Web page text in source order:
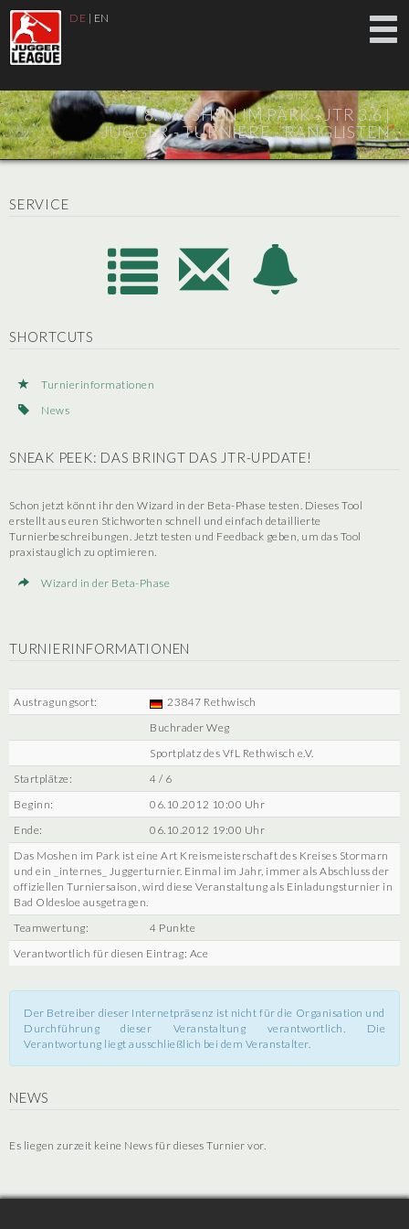
DE | EN
8. MOSHEN IM PARK - JTR 3.6 |
JUGGER - TURNIERE - RANGLISTEN
SERVICE
SHORTCUTS
Turnierinformationen
News
SNEAK PEEK: DAS BRINGT DAS JTR-UPDATE!
Schon jetzt könnt ihr den Wizard in der Beta-Phase testen. Dieses Tool
erstellt aus euren Stichworten schnell und einfach detaillierte
Turnierbeschreibungen. Jetzt testen und Feedback geben, um das Tool
praxistauglich zu optimieren.
Wizard in der Beta-Phase
TURNIERINFORMATIONEN
Austragungsort:
23847 Rethwisch
Buchrader Weg
Sportplatz des VfL Rethwisch e.V.
Startplätze:
4 / 6
Beginn:
06.10.2012 10:00 Uhr
Ende:
06.10.2012 19:00 Uhr
Das Moshen im Park ist eine Art Kreismeisterschaft des Kreises Stormarn
und ein _internes_ Juggerturnier. Einmal im Jahr, immer als Abschluss der
offiziellen Turniersaison, wird diese Veranstaltung als Einladungsturnier in
Bad Oldesloe ausgetragen.
Teamwertung:
4 Punkte
Verantwortlich für diesen Eintrag: Ace
Der Betreiber dieser Internetpräsenz ist nicht für die Organisation und
Durchführung dieser Veranstaltung verantwortlich. Die
Verantwortung liegt ausschließlich bei dem Veranstalter.
NEWS
Es liegen zurzeit keine News für dieses Turnier vor.